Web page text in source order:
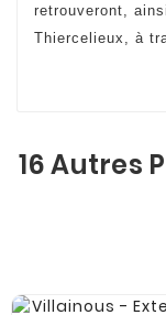
retrouveront,
Thiercelieux, à
16 Autres